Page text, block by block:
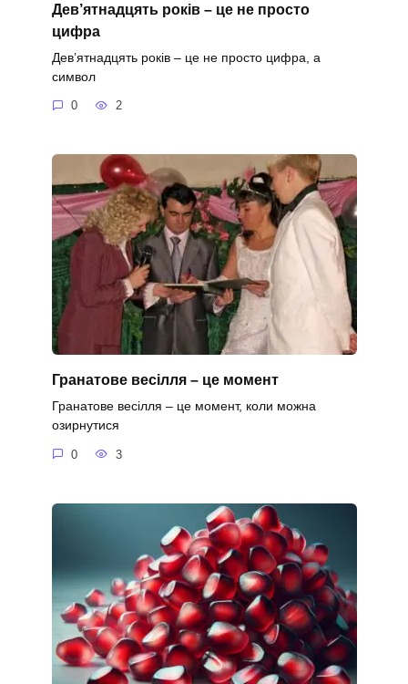
Дев’ятнадцять років – це не просто
цифра
Дев’ятнадцять років – це не просто цифра, а
символ
0 2
Гранатове весілля – це момент
Гранатове весілля – це момент, коли можна
озирнутися
0 3